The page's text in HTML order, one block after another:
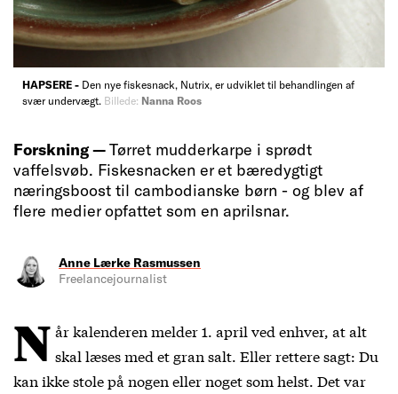
HAPSERE - Den nye fiskesnack, Nutrix, er udviklet til behandlingen af
svær undervægt. Billede: Nanna Roos
Forskning —Tørret mudderkarpe i sprødt
vaffelsvøb. Fiskesnacken er et bæredygtigt
næringsboost til cambodianske børn - og blev af
flere medier opfattet som en aprilsnar.
Anne Lærke Rasmussen
Freelancejournalist
N år kalenderen melder 1. april ved enhver, at alt
skal læses med et gran salt. Eller rettere sagt: Du
kan ikke stole på nogen eller noget som helst. Det var